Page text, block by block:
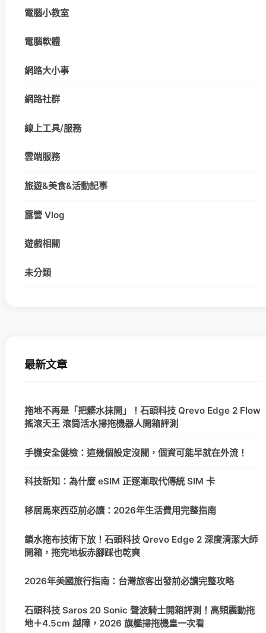
電腦小教室
電腦軟體
網路大小事
網路社群
線上工具/服務
雲端服務
旅遊&美食&活動記事
露營 Vlog
遊戲相關
未分類
最新文章
拖地不再是「把髒水抹開」！石頭科技 Qrevo Edge 2 Flow
搖滾天王 滾筒活水掃拖機器人開箱評測
手機安全健檢：這幾個設定沒關，個資可能早就在外流！
科技新知：為什麼 eSIM 正逐漸取代傳統 SIM 卡
移居馬來西亞前必讀：2026年生活費用完整指南
鎖水拖布技術下放！石頭科技 Qrevo Edge 2 深度清潔大師
開箱，拖完地板赤腳踩也乾爽
2026年美國旅行指南：台灣旅客出發前必讀完整攻略
石頭科技 Saros 20 Sonic 聲波騎士開箱評測！高頻震動拖
地＋4.5cm 越障，2026 旗艦掃拖機皇一次看